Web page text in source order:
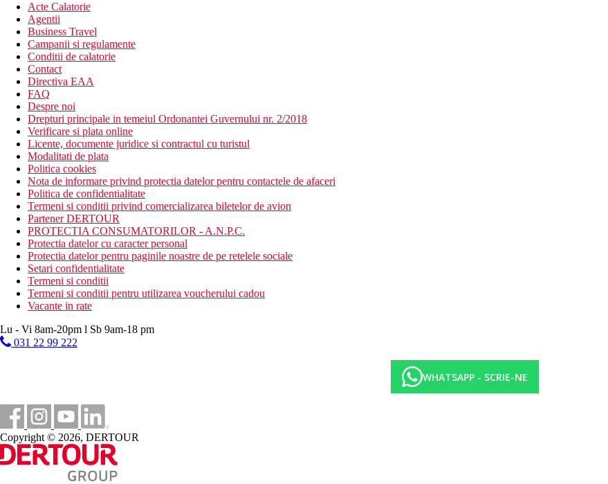
Acte Calatorie
Agentii
Business Travel
Campanii si regulamente
Conditii de calatorie
Contact
Directiva EAA
FAQ
Despre noi
Drepturi principale in temeiul Ordonantei Guvernului nr. 2/2018
Verificare si plata online
Licente, documente juridice si contractul cu turistul
Modalitati de plata
Politica cookies
Nota de informare privind protectia datelor pentru contactele de afaceri
Politica de confidentialitate
Termeni si conditii privind comercializarea biletelor de avion
Partener DERTOUR
PROTECTIA CONSUMATORILOR - A.N.P.C.
Protectia datelor cu caracter personal
Protectia datelor pentru paginile noastre de pe retelele sociale
Setari confidentialitate
Termeni si conditii
Termeni si conditii pentru utilizarea voucherului cadou
Vacante in rate
Lu - Vi 8am-20pm l Sb 9am-18 pm
031 22 99 222
WHATSAPP - SCRIE-NE
Copyright © 2026, DERTOUR